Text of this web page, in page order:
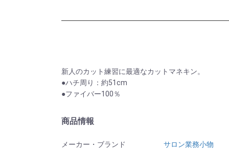
新人のカット練習に最適なカットマネキン。
●ハチ周り：約51cm
●ファイバー100％
商品情報
メーカー・ブランド サロン業務小物